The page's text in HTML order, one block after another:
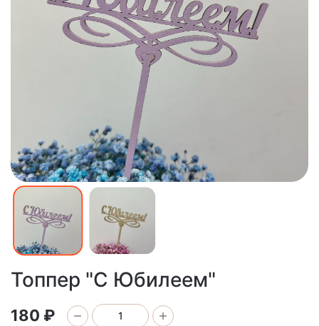
Топпер "С Юбилеем"
180 ₽